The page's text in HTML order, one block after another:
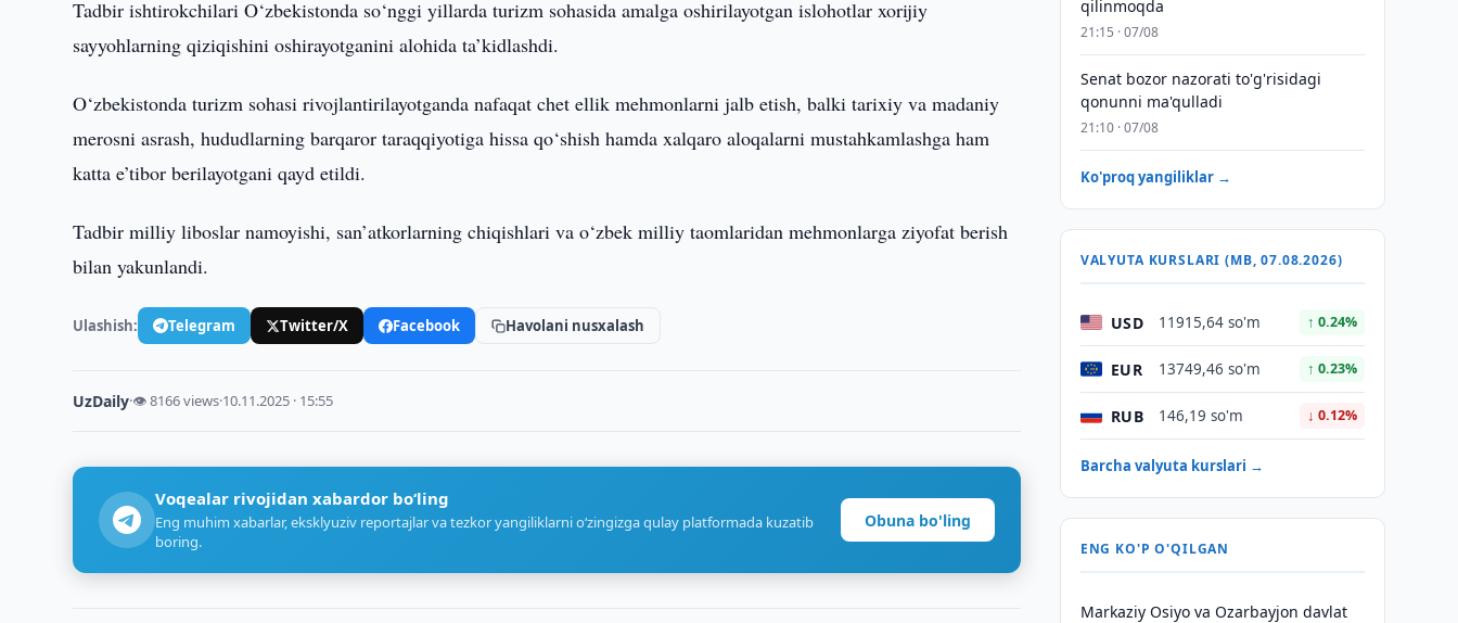
Tadbir ishtirokchilari O‘zbekistonda so‘nggi yillarda turizm sohasida amalga oshirilayotgan islohotlar xorijiy
sayyohlarning qiziqishini oshirayotganini alohida ta’kidlashdi.
O‘zbekistonda turizm sohasi rivojlantirilayotganda nafaqat chet ellik mehmonlarni jalb etish, balki tarixiy va madaniy
merosni asrash, hududlarning barqaror taraqqiyotiga hissa qo‘shish hamda xalqaro aloqalarni mustahkamlashga ham
katta e’tibor berilayotgani qayd etildi.
Tadbir milliy liboslar namoyishi, san’atkorlarning chiqishlari va o‘zbek milliy taomlaridan mehmonlarga ziyofat berish
bilan yakunlandi.
Ulashish: Telegram Twitter/X Facebook Havolani nusxalash
UzDaily·👁 8166 views·10.11.2025 · 15:55
Voqealar rivojidan xabardor bo‘ling
Eng muhim xabarlar, eksklyuziv reportajlar va tezkor yangiliklarni o‘zingizga qulay platformada kuzatib
boring.
Obuna bo'ling
qilinmoqda
21:15 · 07/08
Senat bozor nazorati to'g'risidagi
qonunni ma'qulladi
21:10 · 07/08
Ko'proq yangiliklar →
VALYUTA KURSLARI (MB, 07.08.2026)
USD 11915,64 so'm ↑ 0.24%
EUR 13749,46 so'm ↑ 0.23%
RUB 146,19 so'm ↓ 0.12%
Barcha valyuta kurslari →
ENG KO'P O'QILGAN
Markaziy Osiyo va Ozarbayjon davlat